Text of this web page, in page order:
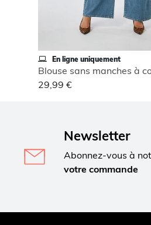
En ligne uniquement
29,99 €
Newsletter
Abonnez-vous à
votre commande